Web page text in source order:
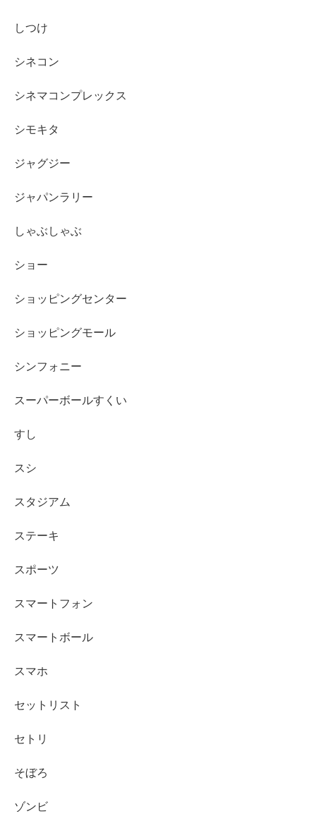
しつけ
シネコン
シネマコンプレックス
シモキタ
ジャグジー
ジャパンラリー
しゃぶしゃぶ
ショー
ショッピングセンター
ショッピングモール
シンフォニー
スーパーボールすくい
すし
スシ
スタジアム
ステーキ
スポーツ
スマートフォン
スマートボール
スマホ
セットリスト
セトリ
そぼろ
ゾンビ